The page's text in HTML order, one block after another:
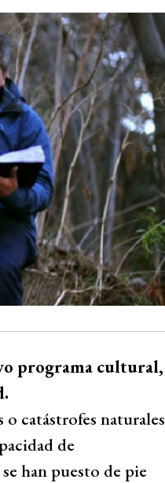
programa cultural,
catástrofes naturales
de
han puesto de pie